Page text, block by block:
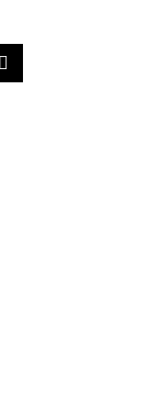
Następny